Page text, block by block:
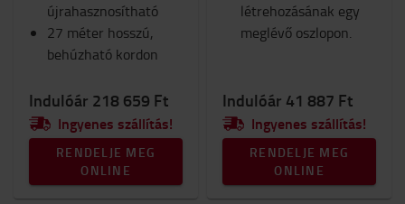
újrahasznosítható
27 méter hosszú,
behúzható kordon
Indulóár 218 659 Ft
Ingyenes szállítás!
RENDELJE MEG
ONLINE
létrehozásának egy
meglévő oszlopon.
Indulóár 41 887 Ft
Ingyenes szállítás!
RENDELJE MEG
ONLINE